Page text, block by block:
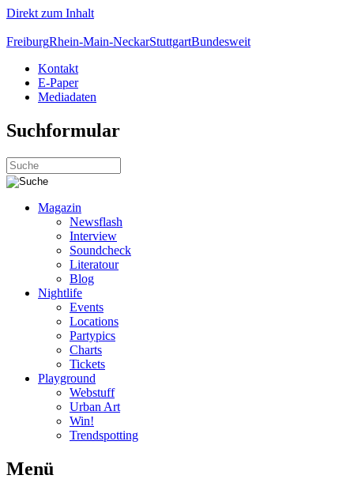
Direkt zum Inhalt
FreiburgRhein-Main-NeckarStuttgartBundesweit
Kontakt
E-Paper
Mediadaten
Suchformular
Magazin
Newsflash
Interview
Soundcheck
Literatour
Blog
Nightlife
Events
Locations
Partypics
Charts
Tickets
Playground
Webstuff
Urban Art
Win!
Trendspotting
Menü